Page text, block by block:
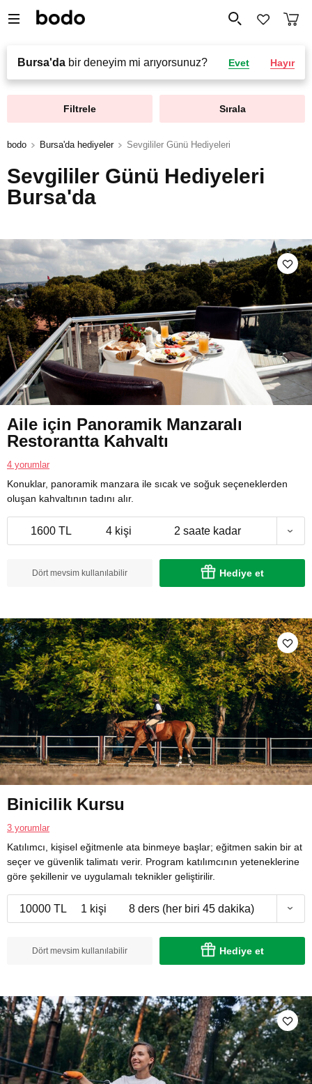
Bursa'da bir deneyim mi arıyorsunuz? Evet Hayır
Filtrele Sırala
bodo Bursa'da hediyeler Sevgililer Günü Hediyeleri
Sevgililer Günü Hediyeleri
Bursa'da
Aile için Panoramik Manzaralı
Restorantta Kahvaltı
4 yorumlar
Konuklar, panoramik manzara ile sıcak ve soğuk seçeneklerden
oluşan kahvaltının tadını alır.
1600 TL 4 kişi 2 saate kadar
Dört mevsim kullanılabilir Hediye et
Binicilik Kursu
3 yorumlar
Katılımcı, kişisel eğitmenle ata binmeye başlar; eğitmen sakin bir at
seçer ve güvenlik talimatı verir. Program katılımcının yeteneklerine
göre şekillenir ve uygulamalı teknikler geliştirilir.
10000 TL 1 kişi 8 ders (her biri 45 dakika)
Dört mevsim kullanılabilir Hediye et